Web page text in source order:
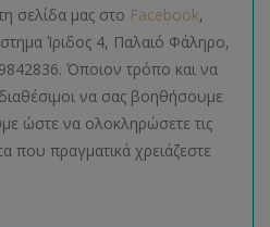
σελίδα μας στο Facebook,
Ίριδος 4, Παλαιό Φάληρο,
Όποιον τρόπο και να
να σας βοηθήσουμε
ώστε να ολοκληρώσετε τις
που πραγματικά χρειάζεστε